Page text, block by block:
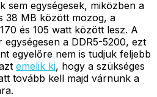
sem egységesek, miközben a
38 MB között mozog, a
és 105 watt között lesz. A
a DDR5-5200, ezt
egyelőre nem is tudjuk feljebb
emelik ki, hogy a szükséges
tovább kell majd várnunk a